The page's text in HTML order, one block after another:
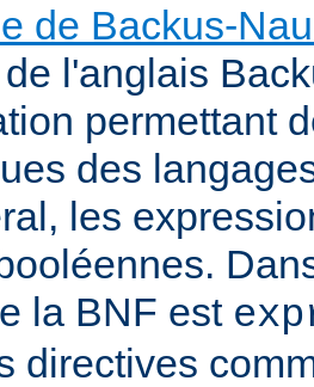
de Backus-
l'anglais
permettant
des
les
la BNF est
directives